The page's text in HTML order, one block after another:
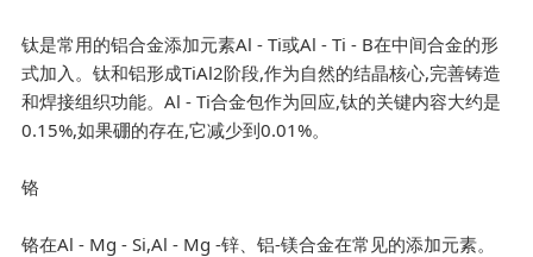
钛是常用的铝合金添加元素Al - Ti或Al - Ti - B在中间合金的形
式加入。钛和铝形成TiAl2阶段,作为自然的结晶核心,完善铸造
和焊接组织功能。Al - Ti合金包作为回应,钛的关键内容大约是
0.15%,如果硼的存在,它减少到0.01%。
铬
铬在Al - Mg - Si,Al - Mg -锌、铝-镁合金在常见的添加元素。